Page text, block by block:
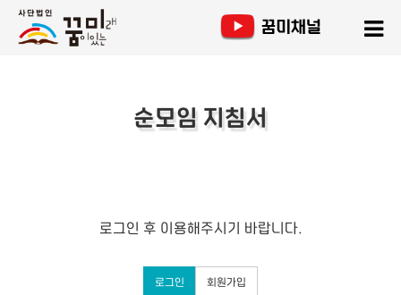
순모임 지침서
로그인 후 이용해주시기 바랍니다.
로그인 회원가입